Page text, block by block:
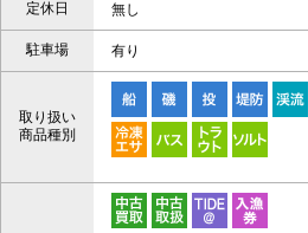
定休日 無し
駐車場 有り
取り扱い
商品種別